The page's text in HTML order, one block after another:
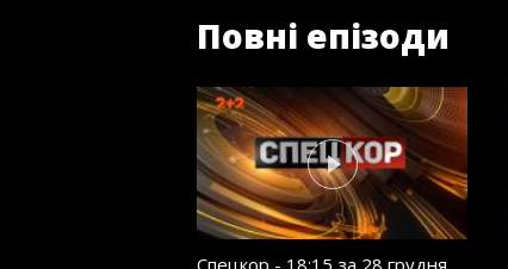
Повні епізоди